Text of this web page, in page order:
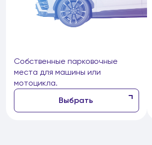
Собственные парковочные
места для машины или
мотоцикла.
Выбрать